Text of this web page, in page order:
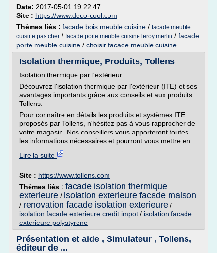
Date: 2017-05-01 19:22:47
Site : https://www.deco-cool.com
Thèmes liés : facade bois meuble cuisine / facade meuble
cuisine pas cher / facade porte meuble cuisine leroy merlin / facade
porte meuble cuisine / choisir facade meuble cuisine
Isolation thermique, Produits, Tollens
Isolation thermique par l'extérieur
Découvrez l'isolation thermique par l'extérieur (ITE) et ses
avantages importants grâce aux conseils et aux produits
Tollens.
Pour connaître en détails les produits et systèmes ITE
proposés par Tollens, n'hésitez pas à vous rapprocher de
votre magasin. Nos conseillers vous apporteront toutes
les informations nécessaires et pourront vous mettre en...
Lire la suite
Site : https://www.tollens.com
Thèmes liés : facade isolation thermique
exterieure / isolation exterieure facade maison
/ renovation facade isolation exterieure /
isolation facade exterieure credit impot / isolation facade
exterieure polystyrene
Présentation et aide , Simulateur , Tollens,
éditeur de ...